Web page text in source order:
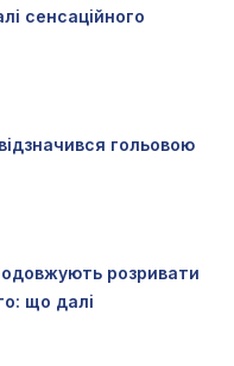
сенсаційного
гольовою
розривати
що далі